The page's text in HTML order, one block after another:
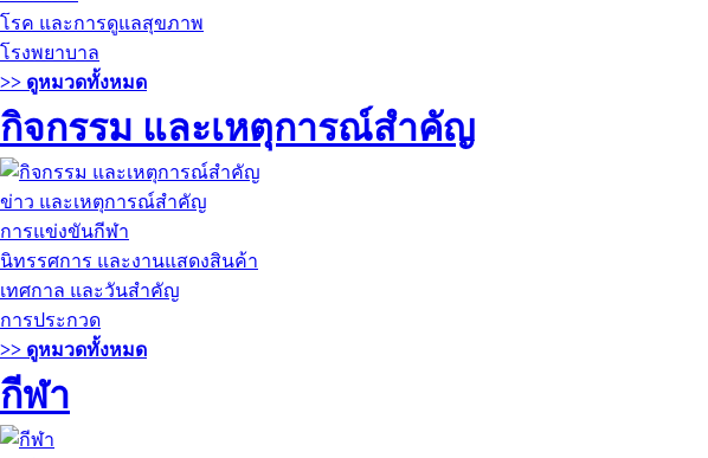
โรค และการดูแลสุขภาพ
โรงพยาบาล
>> ดูหมวดทั้งหมด
กิจกรรม และเหตุการณ์สำคัญ
ข่าว และเหตุการณ์สำคัญ
การแข่งขันกีฬา
นิทรรศการ และงานแสดงสินค้า
เทศกาล และวันสำคัญ
การประกวด
>> ดูหมวดทั้งหมด
กีฬา